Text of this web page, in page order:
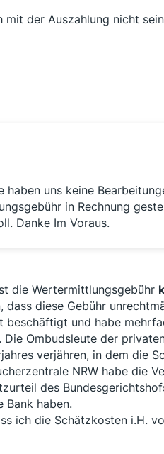
mit der Auszahlung nicht sein
haben uns keine
in Rechnung
Danke Im Voraus.
die Wertermittlungsgebühr
dass diese Gebühr
beschäftigt und habe
Ombudsleute der
verjähren, in dem die
NRW habe die
des
Bank haben.
ich die Schätzkosten i.H.